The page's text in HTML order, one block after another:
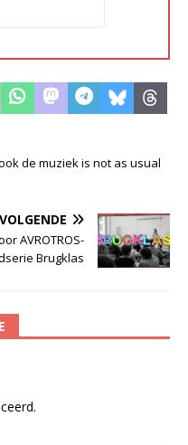
de muziek is not as usual
VOLGENDE
AVROTROS-
Brugklas